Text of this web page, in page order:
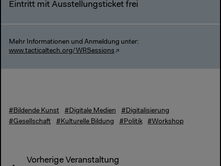
Eintritt mit Ausstellungsticket frei
Mehr Informationen und Anmeldung unter:
www.tacticaltech.org/WRSessions
#Bildende Kunst #Digitale Medien
#Digitalisierung
#Gesellschaft
#Kulturelle Bildung #Politik #Workshop
Vorherige Veranstaltung